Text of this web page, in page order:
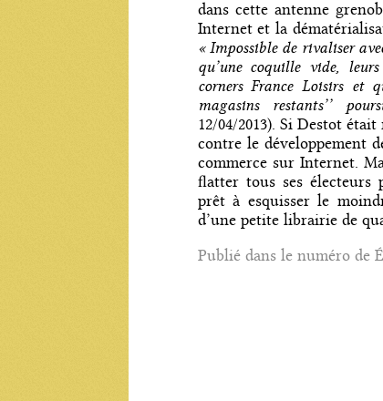
dans cette antenne
Internet et la
« Impossible de rivaliser
qu’une coquille vide,
corners France Loisirs et
magasins restants’’
12/04/2013). Si Destot
contre le développement
commerce sur Internet.
flatter tous ses électeurs
prêt à esquisser le
d’une petite librairie de
Publié dans le numéro de